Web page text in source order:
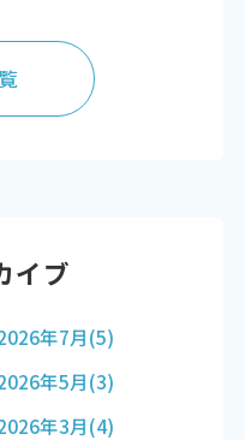
イブ
年7月(5)
年5月(3)
年3月(4)